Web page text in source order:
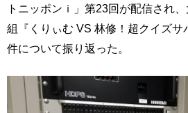
トニッポンｉ」第23回が配信され
組『くりぃむ VS 林修！超クイズサ
件について振り返った。